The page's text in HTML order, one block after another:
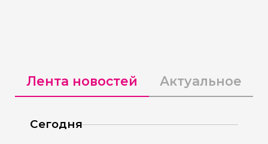
Лента новостей Актуальное
Сегодня